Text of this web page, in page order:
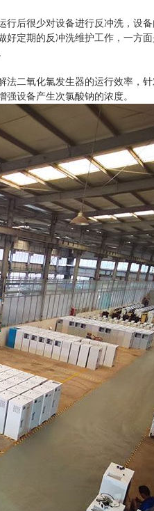
很少对设备进行反冲洗，设
定期的反冲洗维护工作，一方
二氧化氯发生器的运行效率，
设备产生次氯酸钠的浓度。